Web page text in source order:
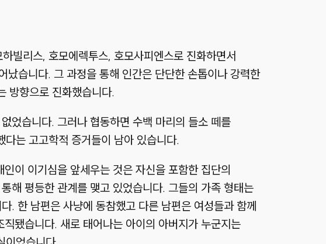
빌리스, 호모에렉투스, 호모사피엔스로 진화하면서
습니다. 그 과정을 통해 인간은 단단한 손톱이나 강력한
방향으로 진화했습니다.
었습니다. 그러나 협동하면 수백 마리의 들소 떼를
는 고고학적 증거들이 남아 있습니다.
이 이기심을 앞세우는 것은 자신을 포함한 집단의
해 평등한 관계를 맺고 있었습니다. 그들의 가족 형태는
. 한 남편은 사냥에 동참했고 다른 남편은 여성들과 함께
됐습니다. 새로 태어나는 아이의 아버지가 누군지는